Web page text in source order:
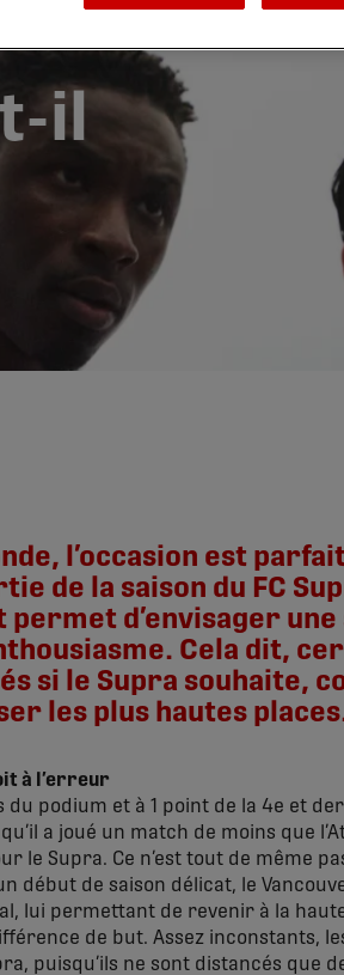
il
l’occasion est
de la saison du FC
d’envisager une
Cela dit,
si le Supra souhaite,
les plus hautes
à l’erreur
du podium et à 1 point de la 4e et
a joué un match de moins que
le Supra. Ce n’est tout de même
début de saison délicat, le
lui permettant de revenir à la
de but. Assez inconstants,
puisqu’ils ne sont distancés que